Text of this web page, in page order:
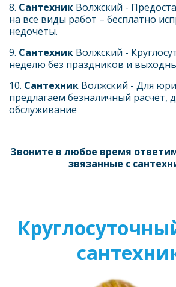
8. Сантехник Волжский -
на все виды работ – бесплатно
недочёты.
9. Сантехник Волжский -
неделю без праздников и
10. Сантехник Волжский - Для
предлагаем безналичный расчёт,
обслуживание
Звоните в любое время
звязанные с